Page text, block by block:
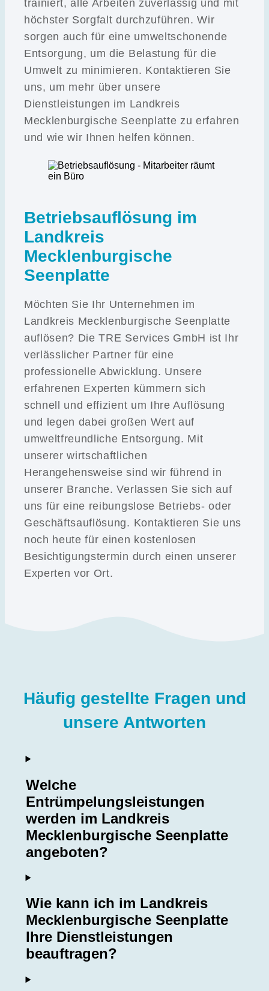
trainiert, alle Arbeiten zuverlässig und mit
höchster Sorgfalt durchzuführen. Wir
sorgen auch für eine umweltschonende
Entsorgung, um die Belastung für die
Umwelt zu minimieren. Kontaktieren Sie
uns, um mehr über unsere
Dienstleistungen im Landkreis
Mecklenburgische Seenplatte zu erfahren
und wie wir Ihnen helfen können.
Betriebsauflösung im
Landkreis
Mecklenburgische
Seenplatte
Möchten Sie Ihr Unternehmen im
Landkreis Mecklenburgische Seenplatte
auflösen? Die TRE Services GmbH ist Ihr
verlässlicher Partner für eine
professionelle Abwicklung. Unsere
erfahrenen Experten kümmern sich
schnell und effizient um Ihre Auflösung
und legen dabei großen Wert auf
umweltfreundliche Entsorgung. Mit
unserer wirtschaftlichen
Herangehensweise sind wir führend in
unserer Branche. Verlassen Sie sich auf
uns für eine reibungslose Betriebs- oder
Geschäftsauflösung. Kontaktieren Sie uns
noch heute für einen kostenlosen
Besichtigungstermin durch einen unserer
Experten vor Ort.
Häufig gestellte Fragen und
unsere Antworten
Welche
Entrümpelungsleistungen
werden im Landkreis
Mecklenburgische Seenplatte
angeboten?
Wie kann ich im Landkreis
Mecklenburgische Seenplatte
Ihre Dienstleistungen
beauftragen?